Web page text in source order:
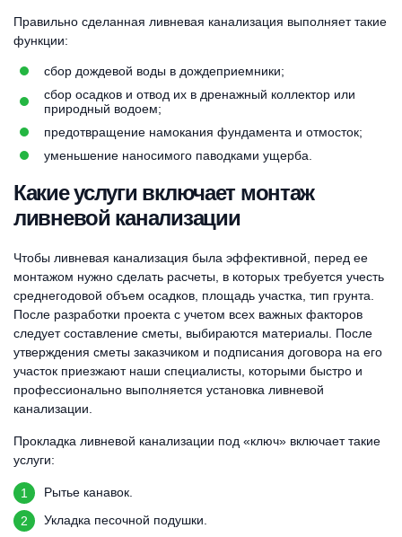
Правильно сделанная ливневая канализация выполняет такие
функции:
сбор дождевой воды в дождеприемники;
сбор осадков и отвод их в дренажный коллектор или
природный водоем;
предотвращение намокания фундамента и отмосток;
уменьшение наносимого паводками ущерба.
Какие услуги включает монтаж
ливневой канализации
Чтобы ливневая канализация была эффективной, перед ее
монтажом нужно сделать расчеты, в которых требуется учесть
среднегодовой объем осадков, площадь участка, тип грунта.
После разработки проекта с учетом всех важных факторов
следует составление сметы, выбираются материалы. После
утверждения сметы заказчиком и подписания договора на его
участок приезжают наши специалисты, которыми быстро и
профессионально выполняется установка ливневой
канализации.
Прокладка ливневой канализации под «ключ» включает такие
услуги:
Рытье канавок.
Укладка песочной подушки.